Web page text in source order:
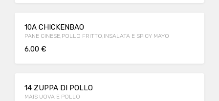
10A CHICKENBAO
PANE CINESE,POLLO FRITTO,INSALATA E SPICY MAYO
6.00 €
14 ZUPPA DI POLLO
MAIS UOVA E POLLO